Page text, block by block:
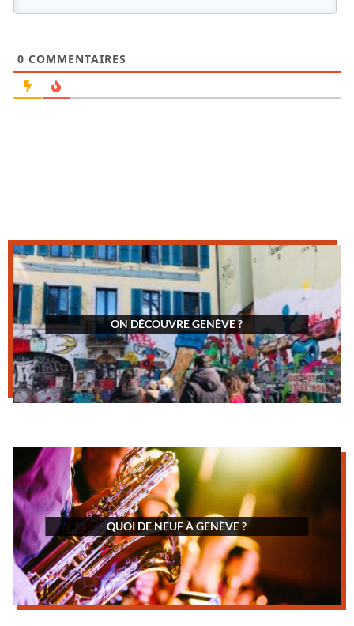
0 COMMENTAIRES
ON DÉCOUVRE GENÈVE ?
QUOI DE NEUF À GENÈVE ?